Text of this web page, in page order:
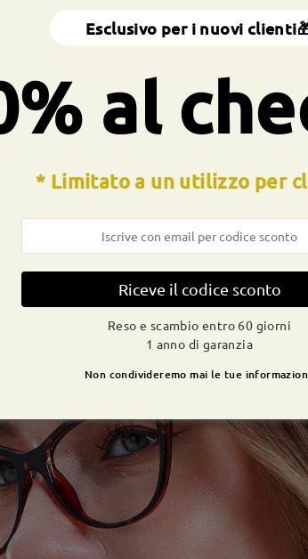
Esclusivo per i nuovi
al
* Limitato a un utilizzo per
Riceve il codice sconto
Reso e scambio entro 60 giorni
1 anno di garanzia
Non condivideremo mai le tue